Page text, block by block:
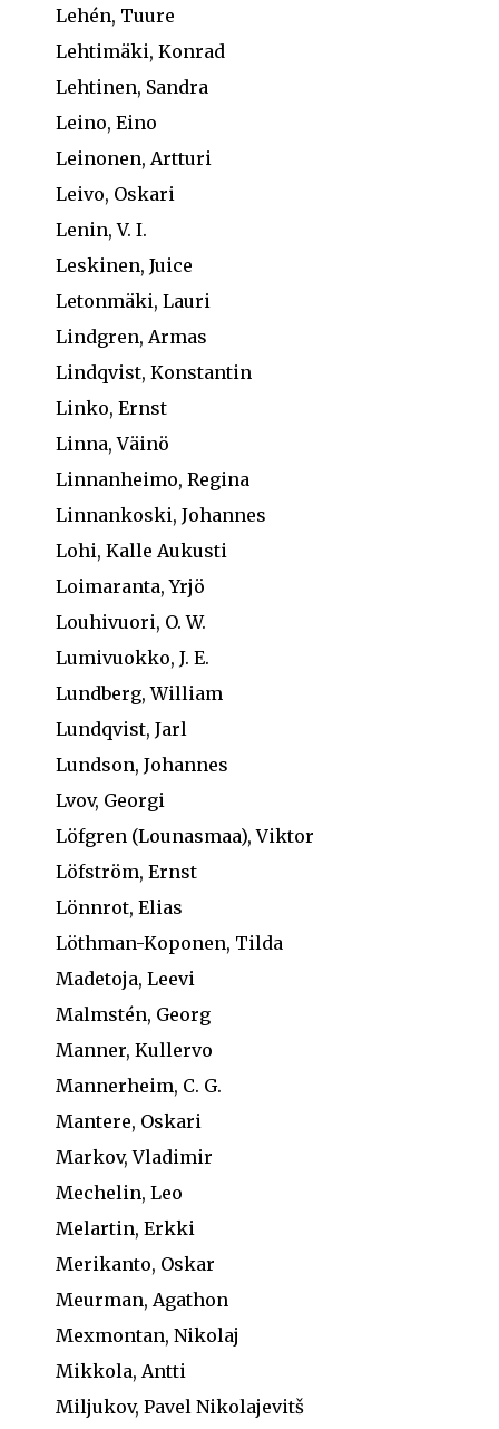
Lehén, Tuure
Lehtimäki, Konrad
Lehtinen, Sandra
Leino, Eino
Leinonen, Artturi
Leivo, Oskari
Lenin, V. I.
Leskinen, Juice
Letonmäki, Lauri
Lindgren, Armas
Lindqvist, Konstantin
Linko, Ernst
Linna, Väinö
Linnanheimo, Regina
Linnankoski, Johannes
Lohi, Kalle Aukusti
Loimaranta, Yrjö
Louhivuori, O. W.
Lumivuokko, J. E.
Lundberg, William
Lundqvist, Jarl
Lundson, Johannes
Lvov, Georgi
Löfgren (Lounasmaa), Viktor
Löfström, Ernst
Lönnrot, Elias
Löthman-Koponen, Tilda
Madetoja, Leevi
Malmstén, Georg
Manner, Kullervo
Mannerheim, C. G.
Mantere, Oskari
Markov, Vladimir
Mechelin, Leo
Melartin, Erkki
Merikanto, Oskar
Meurman, Agathon
Mexmontan, Nikolaj
Mikkola, Antti
Miljukov, Pavel Nikolajevitš